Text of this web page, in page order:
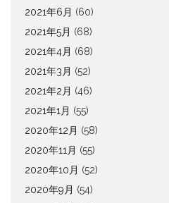
2021年6月 (60)
2021年5月 (68)
2021年4月 (68)
2021年3月 (52)
2021年2月 (46)
2021年1月 (55)
2020年12月 (58)
2020年11月 (55)
2020年10月 (52)
2020年9月 (54)